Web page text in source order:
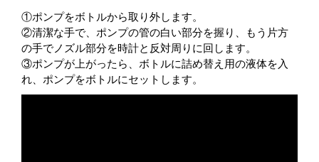
メディア掲載
①ポンプをボトルから取り外します。
②清潔な手で、ポンプの管の白い部分を握り、もう片方
の手でノズル部分を時計と反対周りに回します。
③ポンプが上がったら、ボトルに詰め替え用の液体を入
れ、ポンプをボトルにセットします。